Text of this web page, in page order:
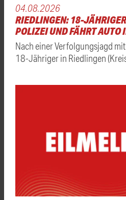
04.08.2026
RIEDLINGEN: 18-
POLIZEI UND FÄHRT AUTO
Nach einer Verfolgungsjagd
18-Jähriger in Riedlingen